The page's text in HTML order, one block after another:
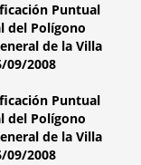
Puntual
del Polígono
de la Villa
09/2008
Puntual
del Polígono
de la Villa
09/2008